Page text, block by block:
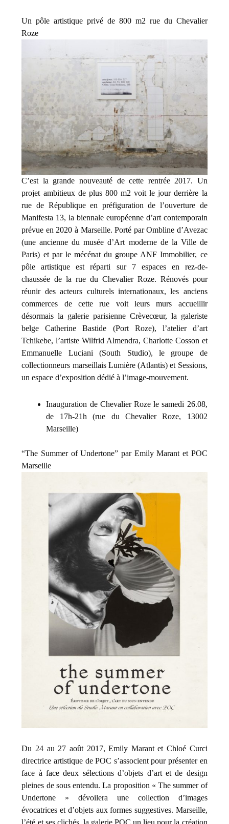
Un pôle artistique privé de 800 m2 rue du Chevalier
Roze
C’est la grande nouveauté de cette rentrée 2017. Un
projet ambitieux de plus 800 m2 voit le jour derrière la
rue de République en préfiguration de l’ouverture de
Manifesta 13, la biennale européenne d’art contemporain
prévue en 2020 à Marseille. Porté par Ombline d’Avezac
(une ancienne du musée d’Art moderne de la Ville de
Paris) et par le mécénat du groupe ANF Immobilier, ce
pôle artistique est réparti sur 7 espaces en rez-de-
chaussée de la rue du Chevalier Roze. Rénovéspour
réunir desacteurs culturels internationaux, les anciens
commerces de cette rue voit leurs murs accueillir
désormais la galerie parisienne Crèvecœur, la galeriste
belge Catherine Bastide (Port Roze), l’atelier d’art
Tchikebe, l’artiste Wilfrid Almendra, Charlotte Cosson et
Emmanuelle Luciani (South Studio), le groupe de
collectionneurs marseillais Lumière (Atlantis) et Sessions,
un espace d’exposition dédié à l’image-mouvement.
Inauguration de Chevalier Roze le samedi 26.08,
de 17h-21h (rue du Chevalier Roze, 13002
Marseille)
“The Summer of Undertone” par Emily Marant et POC
Marseille
Du 24 au 27 août 2017, Emily Marant et Chloé Curci
directrice artistique de POC s’associent pour présenter en
face à face deux sélections d’objets d’art et de design
pleines de sous entendu. La proposition « The summer of
Undertone » dévoilera une collection d’images
évocatrices et d’objets aux formes suggestives. Marseille,
l’été et ses clichés, la galerie POC un lieu pour la création